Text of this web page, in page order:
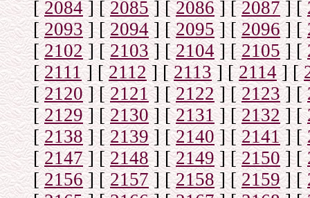
[2084] [2085] [2086] [2087] [
[2093] [2094] [2095] [2096] [
[2102] [2103] [2104 ] [2105] [
[2111] [2112] [2113] [2114] [
[2120] [2121] [2122] [2123] [
[2129] [2130] [2131] [2132] [
[2138] [2139] [2140] [2141] [
[2147] [2148] [2149] [2150] [
[2156] [2157] [2158] [2159] [